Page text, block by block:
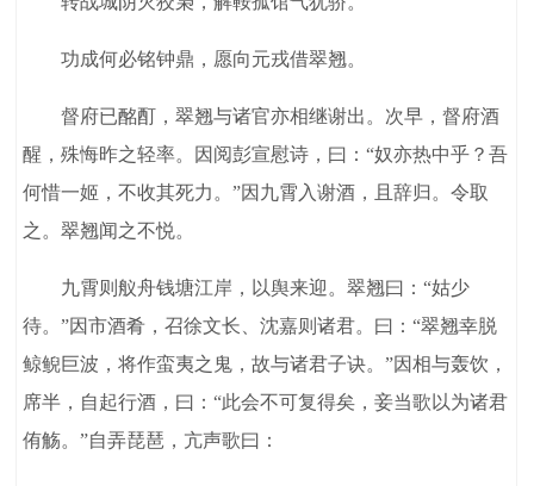
功成何必铭钟鼎，愿向元戎借翠翘。
督府已酩酊，翠翘与诸官亦相继谢出。次早，督府酒
醒，殊悔昨之轻率。因阅彭宣慰诗，曰：“奴亦热中乎？吾
何惜一姬，不收其死力。”因九霄入谢酒，且辞归。令取
之。翠翘闻之不悦。
九霄则舣舟钱塘江岸，以舆来迎。翠翘曰：“姑少
待。”因市酒肴，召徐文长、沈嘉则诸君。曰：“翠翘幸脱
鲸鲵巨波，将作蛮夷之鬼，故与诸君子诀。”因相与轰饮，
席半，自起行酒，曰：“此会不可复得矣，妾当歌以为诸君
侑觞。”自弄琵琶，亢声歌曰：